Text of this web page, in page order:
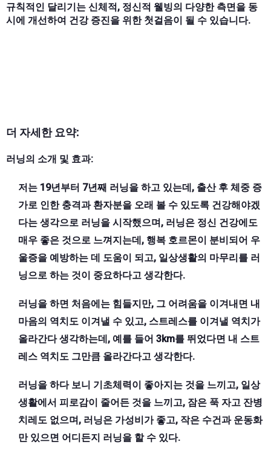
규칙적인 달리기는 신체적, 정신적 웰빙의 다양한 측면을 동
시에 개선하여 건강 증진을 위한 첫걸음이 될 수 있습니다.
더 자세한 요약:
러닝의 소개 및 효과:
저는 19년부터 7년째 러닝을 하고 있는데, 출산 후 체중 증
가로 인한 충격과 환자분을 오래 볼 수 있도록 건강해야겠
다는 생각으로 러닝을 시작했으며, 러닝은 정신 건강에도
매우 좋은 것으로 느껴지는데, 행복 호르몬이 분비되어 우
울증을 예방하는 데 도움이 되고, 일상생활의 마무리를 러
닝으로 하는 것이 중요하다고 생각한다.
러닝을 하면 처음에는 힘들지만, 그 어려움을 이겨내면 내
마음의 역치도 이겨낼 수 있고, 스트레스를 이겨낼 역치가
올라간다 생각하는데, 예를 들어 3km를 뛰었다면 내 스트
레스 역치도 그만큼 올라간다고 생각한다.
러닝을 하다 보니 기초체력이 좋아지는 것을 느끼고, 일상
생활에서 피로감이 줄어든 것을 느끼고, 잠은 푹 자고 잔병
치레도 없으며, 러닝은 가성비가 좋고, 작은 수건과 운동화
만 있으면 어디든지 러닝을 할 수 있다.